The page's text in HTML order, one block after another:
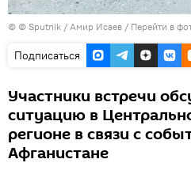
© © Sputnik / Амир Исаев / Перейти в
Подписаться
Участники встречи
ситуацию в
регионе в связи с
Афганистане